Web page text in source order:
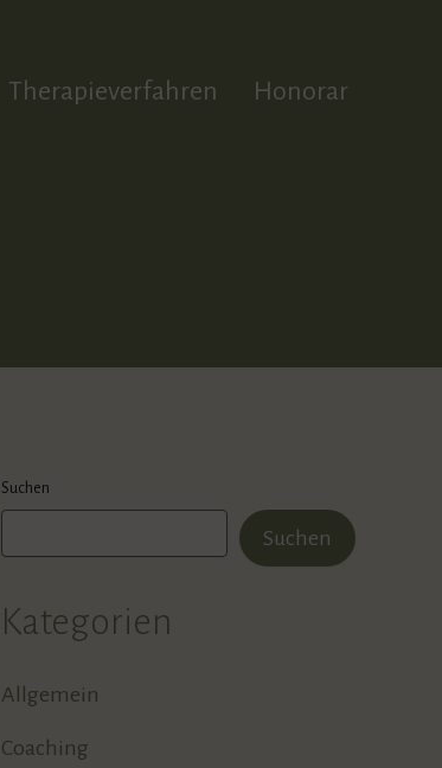
Therapieverfahren Honorar
Suchen
Suchen
Kategorien
Allgemein
Coaching